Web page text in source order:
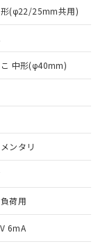
(φ22/25mm共用)
中形(φ40mm)
ンタリ
荷用
6mA